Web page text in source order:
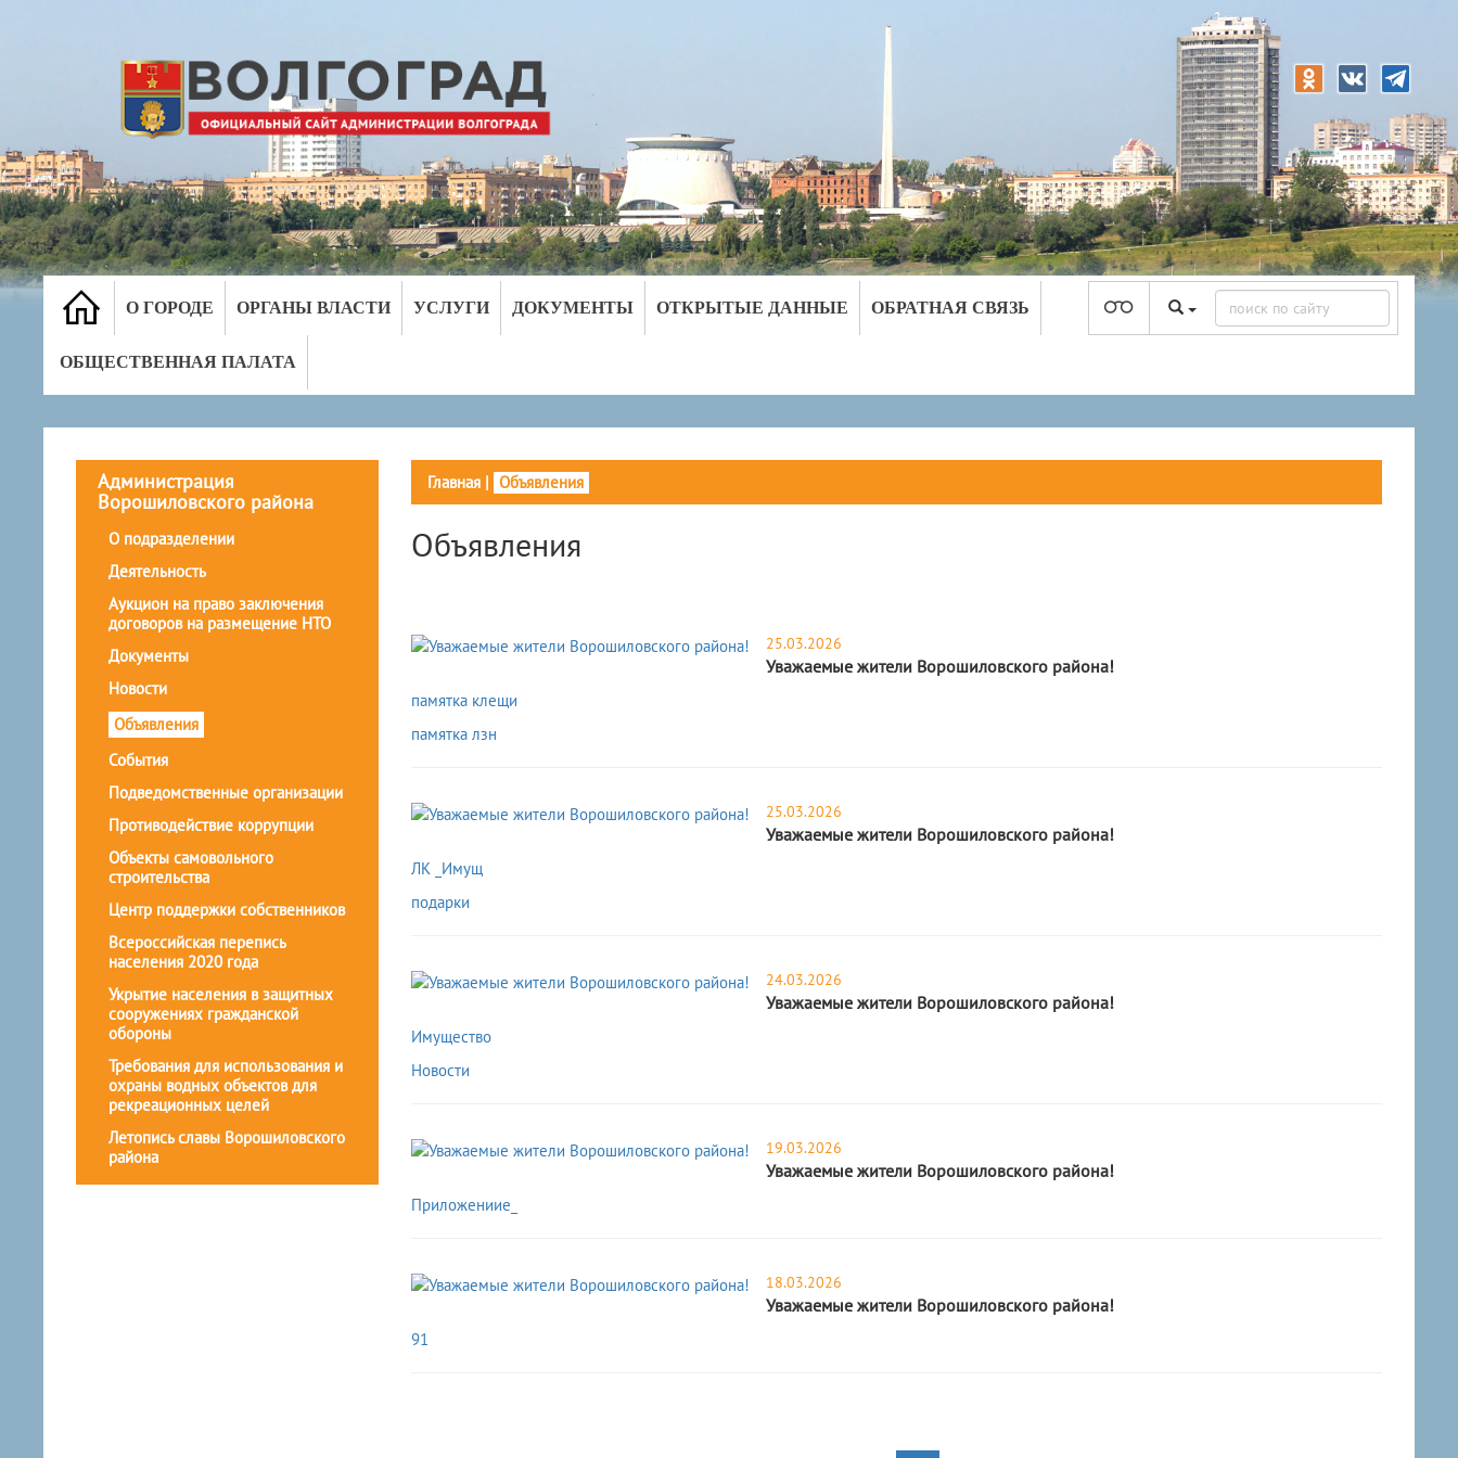
О ГОРОДЕ ОРГАНЫ ВЛАСТИ УСЛУГИ ДОКУМЕНТЫ ОТКРЫТЫЕ ДАННЫЕ ОБРАТНАЯ СВЯЗЬ
ОБЩЕСТВЕННАЯ ПАЛАТА
Администрация
Ворошиловского района
О подразделении
Деятельность
Аукцион на право заключения
договоров на размещение НТО
Документы
Новости
Объявления
События
Подведомственные организации
Противодействие коррупции
Объекты самовольного
строительства
Центр поддержки собственников
Всероссийская перепись
населения 2020 года
Укрытие населения в защитных
сооружениях гражданской
обороны
Требования для использования и
охраны водных объектов для
рекреационных целей
Летопись славы Ворошиловского
района
Главная| Объявления
Объявления
25.03.2026
Уважаемые жители Ворошиловского района!
памятка клещи
памятка лзн
25.03.2026
Уважаемые жители Ворошиловского района!
ЛК _Имущ
подарки
24.03.2026
Уважаемые жители Ворошиловского района!
Имущество
Новости
19.03.2026
Уважаемые жители Ворошиловского района!
Приложениие_
18.03.2026
Уважаемые жители Ворошиловского района!
91